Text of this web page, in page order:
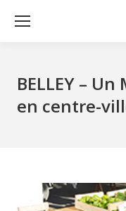
BELLEY – Un
en centre-